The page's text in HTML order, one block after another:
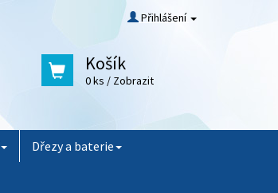
Přihlášení
Košík
0 ks / Zobrazit
Dřezy a baterie